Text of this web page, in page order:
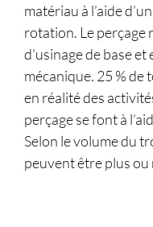
matériau à l’aide
rotation. Le perçage
d’usinage de base
mécanique. 25 % de
en réalité des
perçage se font à
Selon le volume du
peuvent être plus ou